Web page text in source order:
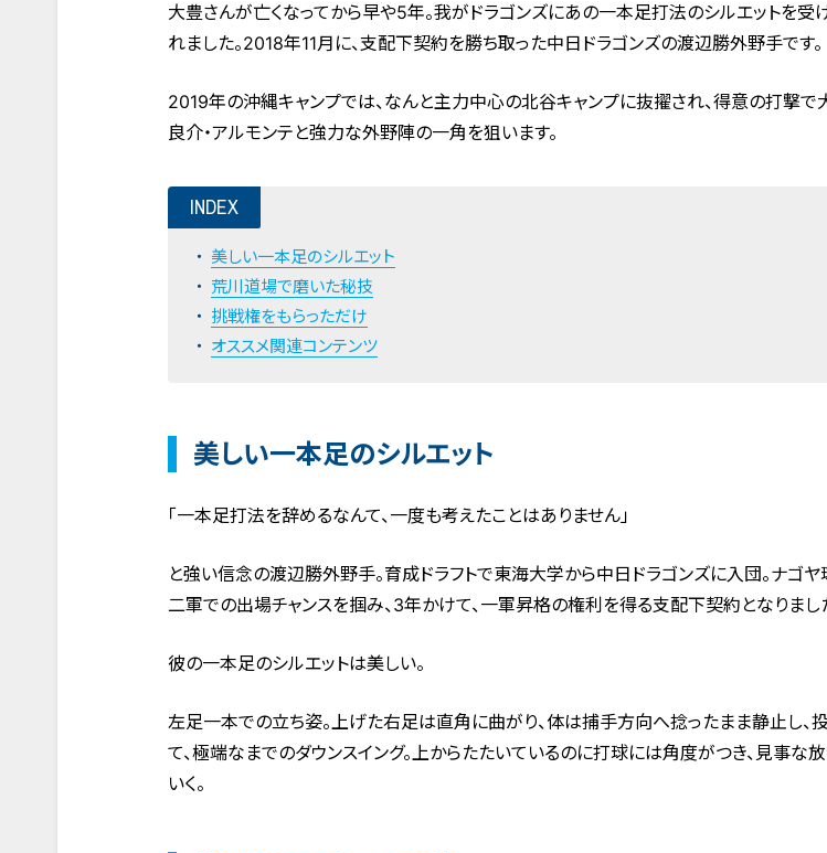
大豊さんが亡くなってから早や5年。我がドラゴンズにあの一本足打法のシルエットを受
れました。2018年11月に、支配下契約を勝ち取った中日ドラゴンズの渡辺勝外野手です。
2019年の沖縄キャンプでは、なんと主力中心の北谷キャンプに抜擢され、得意の打撃で
良介・アルモンテと強力な外野陣の一角を狙います。
INDEX
美しい一本足のシルエット
荒川道場で磨いた秘技
挑戦権をもらっただけ
オススメ関連コンテンツ
美しい一本足のシルエット
「一本足打法を辞めるなんて、一度も考えたことはありません」
と強い信念の渡辺勝外野手。育成ドラフトで東海大学から中日ドラゴンズに入団。ナゴヤ
二軍での出場チャンスを掴み、3年かけて、一軍昇格の権利を得る支配下契約となりまし
彼の一本足のシルエットは美しい。
左足一本での立ち姿。上げた右足は直角に曲がり、体は捕手方向へ捻ったまま静止し、
て、極端なまでのダウンスイング。上からたたいているのに打球には角度がつき、見事な
いく。